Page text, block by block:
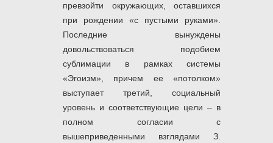
превзойти окружающих, оставшихся
при рождении «с пустыми руками».
Последние вынуждены
довольствоваться подобием
сублимации в рамках системы
«Эгоизм», причем ее «потолком»
выступает третий, социальный
уровень и соответствующие цели – в
полном согласии с
вышеприведенными взглядами З.